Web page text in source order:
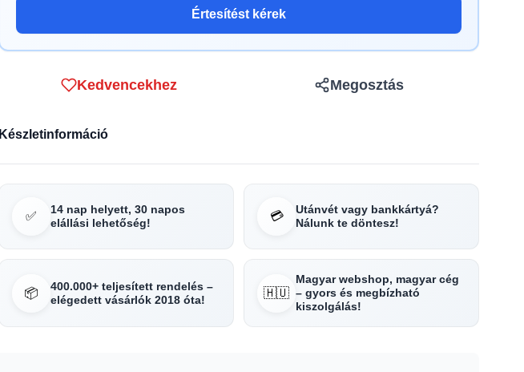
Értesítést kérek
Kedvencekhez Megosztás
Készletinformáció
✅
14 nap helyett, 30 napos
elállási lehetőség!
💳
Utánvét vagy bankkártyá?
Nálunk te döntesz!
📦
400.000+ teljesített rendelés –
elégedett vásárlók 2018 óta!
🇭🇺
Magyar webshop, magyar cég
– gyors és megbízható
kiszolgálás!